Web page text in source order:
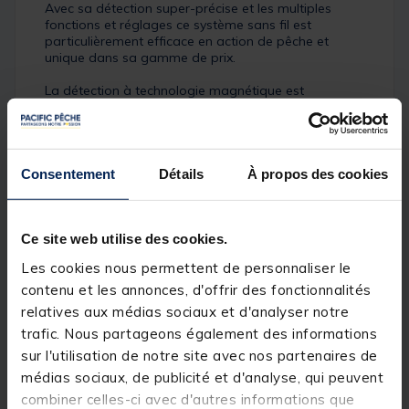
Consentement Détails À propos des cookies
Ce site web utilise des cookies.
Les cookies nous permettent de personnaliser le
contenu et les annonces, d'offrir des fonctionnalités
relatives aux médias sociaux et d'analyser notre
trafic. Nous partageons également des informations
sur l'utilisation de notre site avec nos partenaires de
médias sociaux, de publicité et d'analyse, qui peuvent
combiner celles-ci avec d'autres informations que
Avec sa détection super-précise et les multiples
fonctions et réglages ce système sans fil est
particulièrement efficace en action de pêche et
unique dans sa gamme de prix.
La détection à technologie magnétique est
fiabilité et longévité. La coque en polyamide armé de
fibres de verre est virtuellement indestructible en
(sans écrous libres) facilite le remplacement de la
assure une excellente rigidité pour assurer une
d’étanchéité et le bon fonctionnement des
Le moindre détail de cet indicateur a été soigné en
vue d’une efficacité absolue en action de pêche et
une durabilité dans le temps. Tous les réglages et
fonctions automatiques sont réellement utiles en
action et rendent ce détecteur extrêmement
polyvalent.
Caractéristiques :